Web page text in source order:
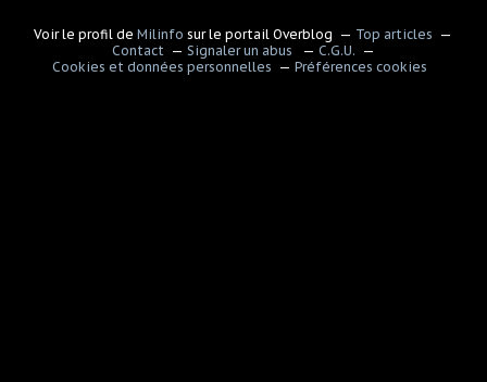
Voir le profil deMilinfo sur le portail Overblog
Top articles
Contact
Signaler un abus
C.G.U.
Cookies et données personnelles
Préférences cookies